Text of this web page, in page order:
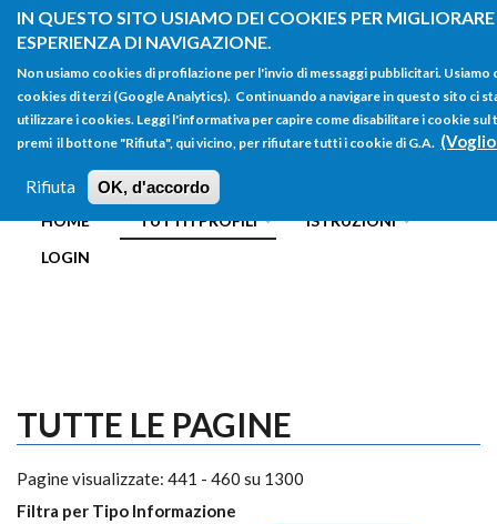
IN QUESTO SITO USIAMO DEI COOKIES PER
ESPERIENZA DI NAVIGAZIONE.
Non usiamo cookies di profilazione per l'invio di messaggi pubblicitari. Usiamo
cookies di terzi (Google Analytics). Continuando a navigare in questo sito ci
utilizzare i cookies. Leggi l'informativa per capire come disabilitare i cookie
premi il bottone "Rifiuta", qui vicino, per rifiutare tutti i cookie di G.A.
Rifiuta OK, d'accordo
Salta al contenuto principale
FORM
DI
RICERCA
Main menu
HOME TUTTI I PROFILI
ISTRUZIONI
LOGIN
TUTTE LE PAGINE
Pagine visualizzate: 441 - 460 su 1300
Filtra per Tipo Informazione